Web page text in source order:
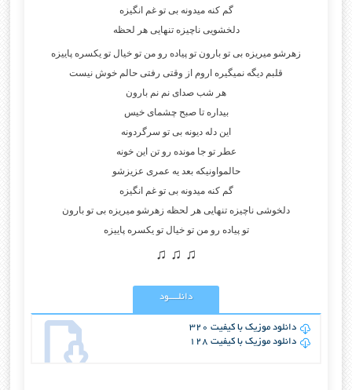
گم کنه میدونه بی تو غم انگیزه
دلخشویی ناچیزه تنهایی هر لحظه
زهرشو میریزه بی تو بارون تو پیاده رو من تو خیال تو یکسره پاییزه
قلبم دیگه نمیگیره اروم از وقتی رفتی حالم خوش نیست
هر شب صدای نم نم بارون
بیداره تا صبح چشمای خیس
این دله دیونه بی تو سرگردونه
عطر تو جا مونده رو تن این خونه
حالمواونیکه بعد یه عمری عزیزشو
گم کنه میدونه بی تو غم انگیزه
دلخوشی ناچیزه تنهایی هر لحظه زهرشو میریزه بی تو بارون
تو پیاده رو من تو خیال تو یکسره پاییزه
♫ ♫ ♫
دانلــــود
دانلود موزیک با کیفیت 320
دانلود موزیک با کیفیت 128